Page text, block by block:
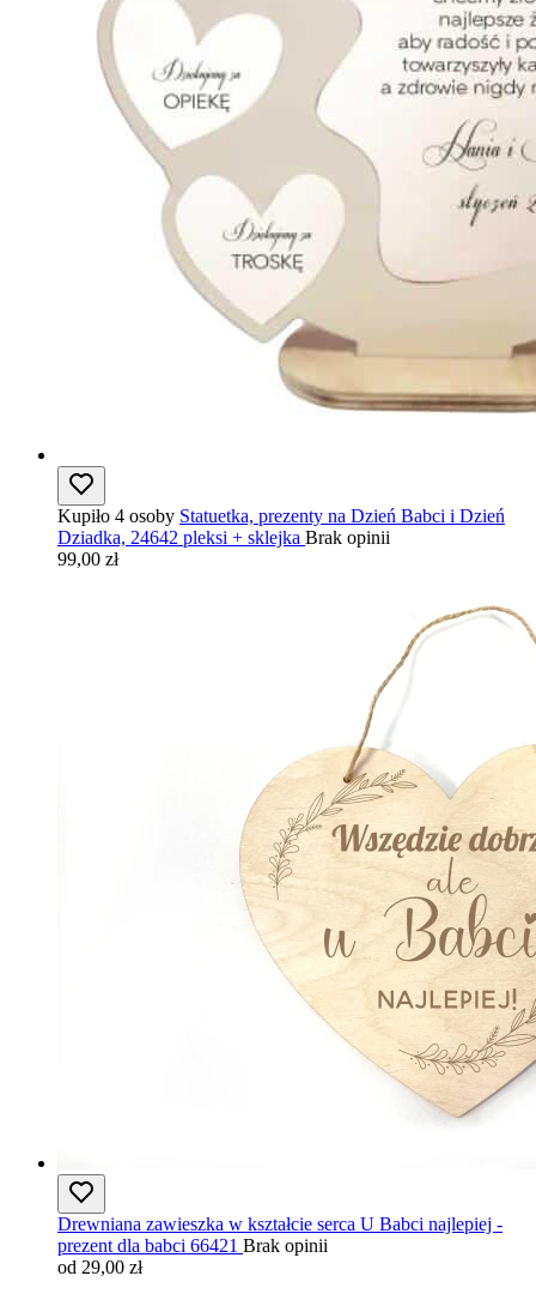
Kupiło 4 osoby Statuetka, prezenty na Dzień Babci i Dzień
Dziadka, 24642 pleksi + sklejka Brak opinii
99,00 zł
Drewniana zawieszka w kształcie serca U Babci najlepiej -
prezent dla babci 66421 Brak opinii
od 29,00 zł